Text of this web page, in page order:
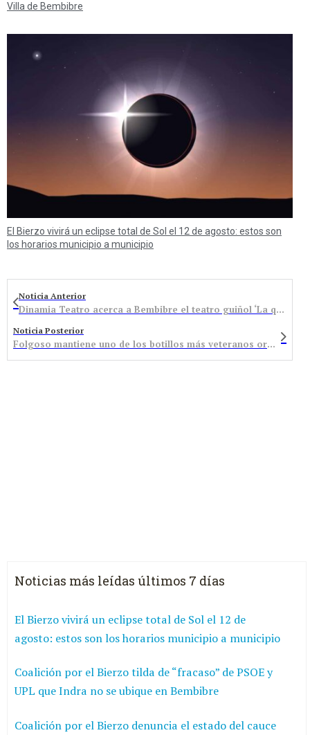
Villa de Bembibre
El Bierzo vivirá un eclipse total de Sol el 12 de agosto: estos son
los horarios municipio a municipio
Noticia Anterior
Dinamia Teatro acerca a Bembibre el teatro guiñol ‘La que se lió en el Bierzo’
Noticia Posterior
Folgoso mantiene uno de los botillos más veteranos organizado por un grupo de mujeres desde hace 30 años
Noticias más leídas últimos 7 días
El Bierzo vivirá un eclipse total de Sol el 12 de
agosto: estos son los horarios municipio a municipio
Coalición por el Bierzo tilda de “fracaso” de PSOE y
UPL que Indra no se ubique en Bembibre
Coalición por el Bierzo denuncia el estado del cauce